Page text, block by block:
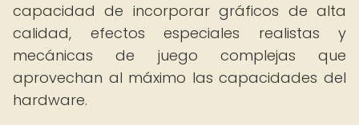
capacidad de incorporar gráficos de alta
calidad, efectos especiales realistas y
mecánicas de juego complejas que
aprovechan al máximo las capacidades del
hardware.